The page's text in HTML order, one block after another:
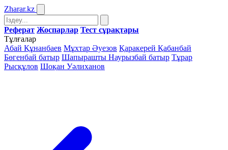
Zharar.kz
Реферат Жоспарлар Тест сұрақтары
Тұлғалар
Абай Құнанбаев Мұхтар Әуезов Қаракерей Қабанбай
Бөгенбай батыр Шапырашты Наурызбай батыр Тұрар
Рысқұлов Шоқан Уәлиханов